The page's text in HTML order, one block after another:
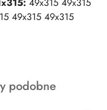
49x315 49x315
podobne